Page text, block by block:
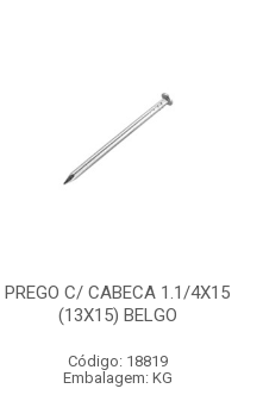
PREGO C/ CABECA 1.1/4X15
(13X15) BELGO
Código: 18819
Embalagem: KG